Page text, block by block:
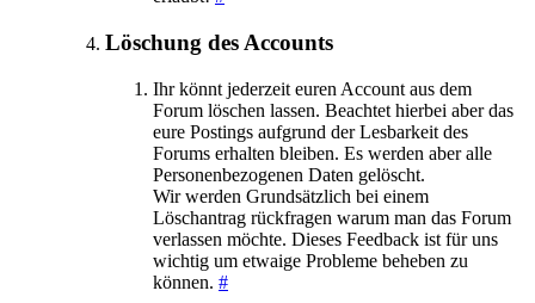
Löschung des Accounts
Ihr könnt jederzeit euren Account aus dem
Forum löschen lassen. Beachtet hierbei aber das
eure Postings aufgrund der Lesbarkeit des
Forums erhalten bleiben. Es werden aber alle
Personenbezogenen Daten gelöscht.
Wir werden Grundsätzlich bei einem
Löschantrag rückfragen warum man das Forum
verlassen möchte. Dieses Feedback ist für uns
wichtig um etwaige Probleme beheben zu
können. #